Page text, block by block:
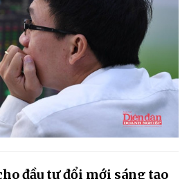
đầu tư đổi mới sáng tạo